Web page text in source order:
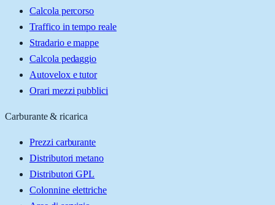
Calcola percorso
Traffico in tempo reale
Stradario e mappe
Calcola pedaggio
Autovelox e tutor
Orari mezzi pubblici
Carburante & ricarica
Prezzi carburante
Distributori metano
Distributori GPL
Colonnine elettriche